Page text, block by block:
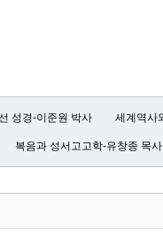
성경-이준원 박사 세계역사
복음과 성서고고학-유창종 목사